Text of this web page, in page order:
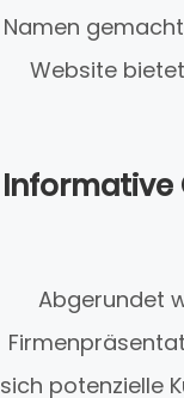
Namen
Website
Informative
Abgerundet
sich potenzielle